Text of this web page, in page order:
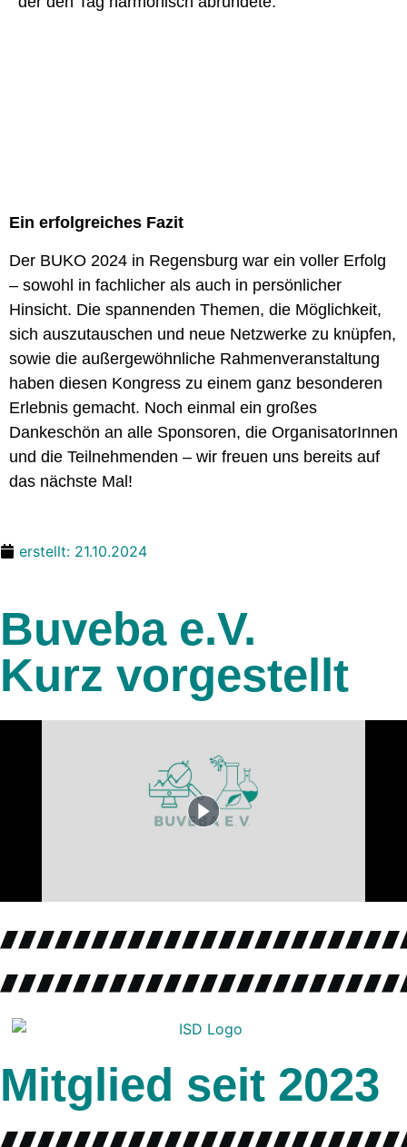
Ein erfolgreiches Fazit
Der BUKO 2024 in Regensburg war ein voller Erfolg
– sowohl in fachlicher als auch in persönlicher
Hinsicht. Die spannenden Themen, die Möglichkeit,
sich auszutauschen und neue Netzwerke zu knüpfen,
sowie die außergewöhnliche Rahmenveranstaltung
haben diesen Kongress zu einem ganz besonderen
Erlebnis gemacht. Noch einmal ein großes
Dankeschön an alle Sponsoren, die OrganisatorInnen
und die Teilnehmenden – wir freuen uns bereits auf
das nächste Mal!
erstellt: 21.10.2024
Buveba e.V.
Kurz vorgestellt
Mitglied seit 2023